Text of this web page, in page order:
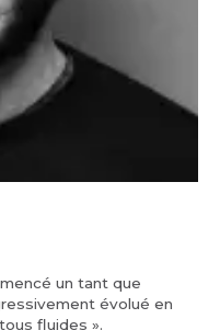
un tant que
évolué en
fluides ».